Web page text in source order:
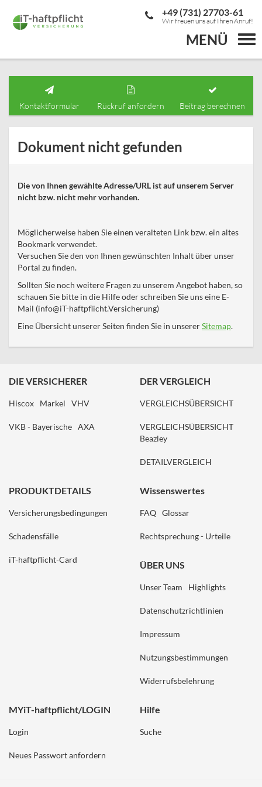
MENÜ
+49 (731) 27703-61
Wir freuen uns auf Ihren Anruf!
Kontaktformular Rückruf anfordern Beitrag berechnen
Dokument nicht gefunden
Die von Ihnen gewählte Adresse/URL ist auf unserem Server
nicht bzw. nicht mehr vorhanden.
Möglicherweise haben Sie einen veralteten Link bzw. ein altes
Bookmark verwendet.
Versuchen Sie den von Ihnen gewünschten Inhalt über unser
Portal zu finden.
Sollten Sie noch weitere Fragen zu unserem Angebot haben, so
schauen Sie bitte in die Hilfe oder schreiben Sie uns eine E-
Mail (info@iT-haftpflicht.Versicherung)
Eine Übersicht unserer Seiten finden Sie in unsererSitemap.
DIE VERSICHERER
Hiscox Markel VHV
VKB - Bayerische AXA
DER VERGLEICH
VERGLEICHSÜBERSICHT
VERGLEICHSÜBERSICHT
Beazley
DETAILVERGLEICH
PRODUKTDETAILS
Versicherungsbedingungen
Schadensfälle
iT-haftpflicht-Card
Wissenswertes
FAQ Glossar
Rechtsprechung - Urteile
ÜBER UNS
Unser Team Highlights
Datenschutzrichtlinien
Impressum
Nutzungsbestimmungen
Widerrufsbelehrung
MYiT-haftpflicht/LOGIN
Login
Neues Passwort anfordern
Hilfe
Suche